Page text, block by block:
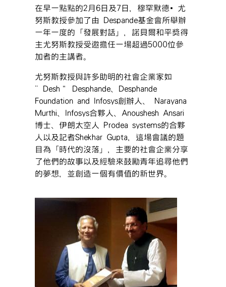
在早一點點的2月6日及7日，穆罕默德‧尤
努斯教授參加了由 Despande基金會所舉辦
一年一度的「發展對話」，諾貝爾和平獎得
主尤努斯教授受邀擔任一場超過5000位參
加者的主講者。
尤努斯教授與許多助明的社會企業家如
“Desh” Desphande、Desphande
Foundation and Infosys創辦人、 Narayana
Murthi、Infosys合夥人、Anoushesh Ansari
博士、伊朗太空人 Prodea systems的合夥
人以及記者Shekhar Gupta，這場會議的題
目為「時代的沒落」，主要的社會企業分享
了他們的故事以及經驗來鼓勵青年追尋他們
的夢想，並創造一個有價值的新世界。